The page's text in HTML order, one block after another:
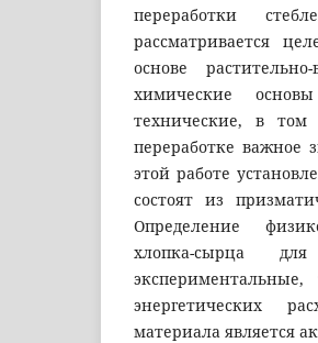
переработки
рассматривается
основе
химические
технические, в том
переработке важное
этой работе
состоят из
Определение
хлопка-сырца
экспериментальные,
энергетических
материала является